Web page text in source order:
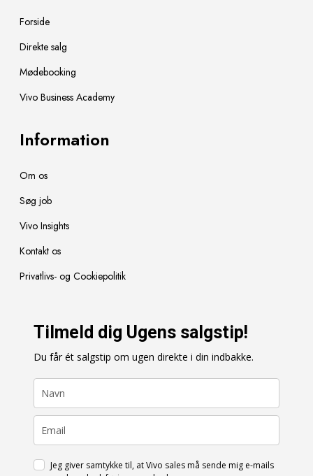
o
k
r
a
m
I
n
Forside
Direkte salg
Mødebooking
Vivo Business Academy
Information
Om os
Søg job
Vivo Insights
Kontakt os
Privatlivs- og Cookiepolitik
Tilmeld dig Ugens salgstip!
Du får ét salgstip om ugen direkte i din indbakke.
Jeg giver samtykke til, at Vivo sales må sende mig e-mails